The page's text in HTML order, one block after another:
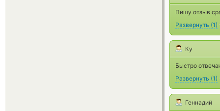
Пишу отзыв
Развернуть (1)
Ку
Быстро
Развернуть (1)
Геннадий